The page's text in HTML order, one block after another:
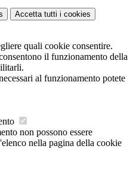
Accetta tutti i cookies
quali cookie consentire.
il funzionamento della
al funzionamento potete
non possono essere
nella pagina della cookie